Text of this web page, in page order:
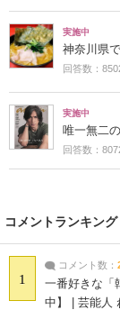
実施中
神奈川県
回答数：
実施中
唯一無二
回答数：
コメントランキング
1
コメント数：
一番好きな「
中】 | 芸能人